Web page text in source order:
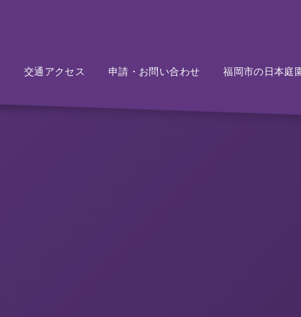
交通アクセス
Access 申請・お問い合わせ
Contact 福岡市の日本庭
Potal